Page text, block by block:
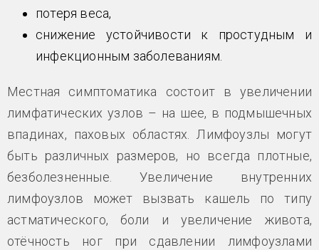
потеря веса,
снижение устойчивости к простудным и
инфекционным заболеваниям.
Местная симптоматика состоит в увеличении
лимфатических узлов – на шее, в подмышечных
впадинах, паховых областях. Лимфоузлы могут
быть различных размеров, но всегда плотные,
безболезненные. Увеличение внутренних
лимфоузлов может вызвать кашель по типу
астматического, боли и увеличение живота,
отёчность ног при сдавлении лимфоузлами